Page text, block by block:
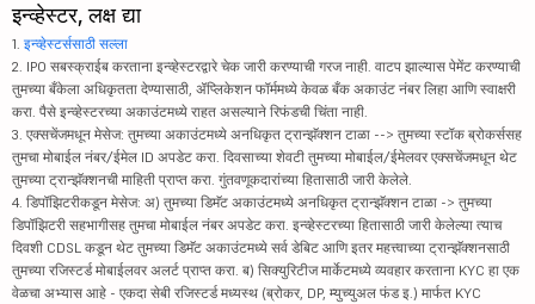
इन्व्हेस्टर, लक्ष द्या
1. इन्व्हेस्टर्ससाठी सल्ला
2. IPO सबस्क्राईब करताना इन्व्हेस्टरद्वारे चेक जारी करण्याची गरज नाही. वाटप झाल्यास पेमेंट करण्याची
तुमच्या बँकेला अधिकृतता देण्यासाठी, ॲप्लिकेशन फॉर्ममध्ये केवळ बँक अकाउंट नंबर लिहा आणि स्वाक्षरी
करा. पैसे इन्व्हेस्टरच्या अकाउंटमध्ये राहत असल्याने रिफंडची चिंता नाही.
3. एक्सचेंजमधून मेसेज: तुमच्या अकाउंटमध्ये अनधिकृत ट्रान्झॅक्शन टाळा --> तुमच्या स्टॉक ब्रोकर्ससह
तुमचा मोबाईल नंबर/ईमेल ID अपडेट करा. दिवसाच्या शेवटी तुमच्या मोबाईल/ईमेलवर एक्सचेंजमधून थेट
तुमच्या ट्रान्झॅक्शनची माहिती प्राप्त करा. गुंतवणूकदारांच्या हितासाठी जारी केलेले.
4. डिपॉझिटरीकडून मेसेज: अ) तुमच्या डिमॅट अकाउंटमध्ये अनधिकृत ट्रान्झॅक्शन टाळा -> तुमच्या
डिपॉझिटरी सहभागीसह तुमचा मोबाईल नंबर अपडेट करा. इन्व्हेस्टरच्या हितासाठी जारी केलेल्या त्याच
दिवशी CDSL कडून थेट तुमच्या डिमॅट अकाउंटमध्ये सर्व डेबिट आणि इतर महत्त्वाच्या ट्रान्झॅक्शनसाठी
तुमच्या रजिस्टर्ड मोबाईलवर अलर्ट प्राप्त करा. ब) सिक्युरिटीज मार्केटमध्ये व्यवहार करताना KYC हा एक
वेळचा अभ्यास आहे - एकदा सेबी रजिस्टर्ड मध्यस्थ (ब्रोकर, DP, म्युच्युअल फंड इ.) मार्फत KYC